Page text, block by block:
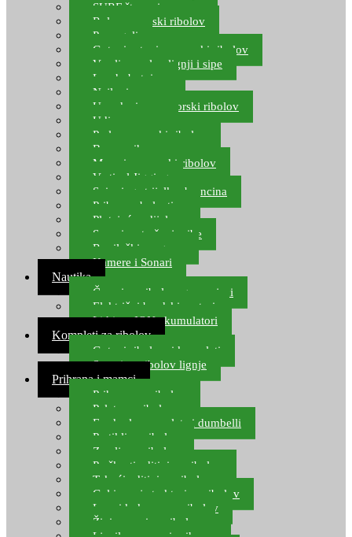
SURF štapovi
Role za morski ribolov
Parangali
Gotovi setovi za morski ribolov
Varalice za lov lignji i sipe
Lov hobotnice
Najloni za more
Upredenice za morski ribolov
Udice za more
Perle za morski ribolov
Brum prihrana za more
Mamci za morski ribolov
Vertical Jigging
Spinning strijelke, brancina
Pribor za bolentino
Plutajuća odijela
Sonari za traženje ribe
Ronilački program
Kamere i Sonari
Nautika
Čamci za ribolov, gumenjaci
Električni brodski motori
Lithium ION akumulatori
Kompleti za ribolov
Gotovi ribolovni kompleti
Setovi za ribolov lignje
Prihrana i mamci
Prihrana za ribolov
Pelete za ribolov
Feeder lovne pelete i dumbelli
Partikli za ribolov
Zemlja za ribolov
Praškasti aditivi za ribolov
Tekući aditivi za ribolov
Gel i sprej atraktori za ribolov
Lovni kukuruz za ribolov
Živi mamci za ribolov